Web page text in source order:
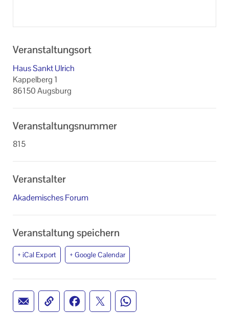
Veranstaltungsort
Haus Sankt Ulrich
Kappelberg 1
86150 Augsburg
Veranstaltungsnummer
815
Veranstalter
Akademisches Forum
Veranstaltung speichern
+ iCal Export + Google Calendar